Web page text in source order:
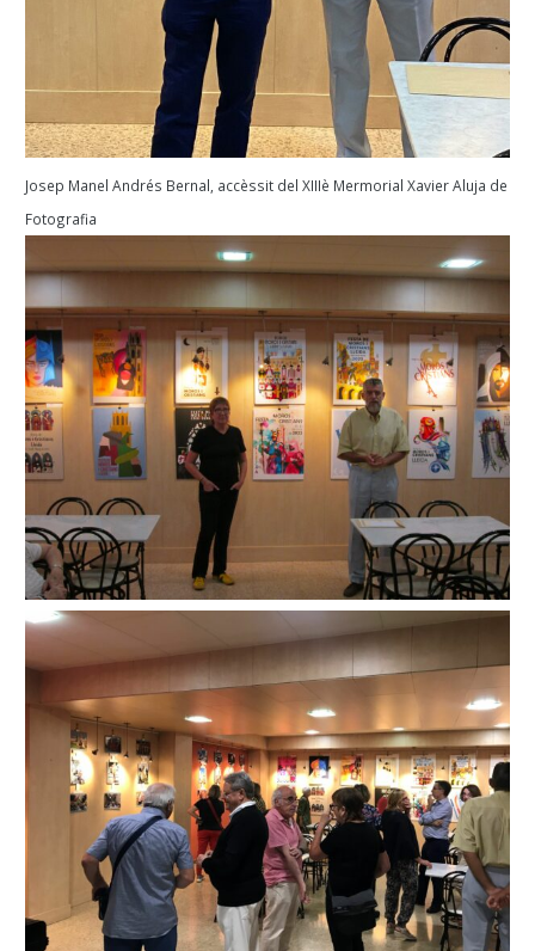
Josep Manel Andrés Bernal, accèssit del XIIIè Mermorial Xavier Aluja de
Fotografia